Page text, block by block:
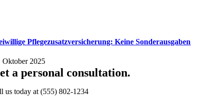
Pflegezusatzversicherung: Keine Sonderausgaben
Oktober 2025
a personal consultation.
us today at(555) 802-1234